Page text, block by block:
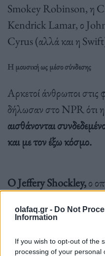
olafaq.gr - Do Not
Information
If you wish to opt-out of the
processing of your personal
Smokey Robinson, η
Kendrick Lamar, ο
Cyrus (αλλά και η
Η μουσική ως μέσο σύνδεσης
Αρκετοί άνθρωποι στις
δήλωσαν στο NPR ότι η
αισθάνονται
και με τον έξω κόσμο.
Ο Jeffery Shockley,ο
ισόβιας κάθειρξης
ότι η μουσική